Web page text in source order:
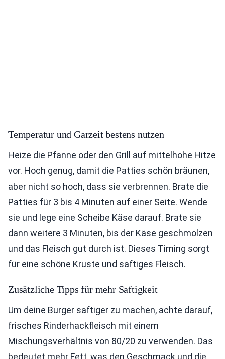
Temperatur und Garzeit bestens nutzen
Heize die Pfanne oder den Grill auf mittelhohe Hitze
vor. Hoch genug, damit die Patties schön bräunen,
aber nicht so hoch, dass sie verbrennen. Brate die
Patties für 3 bis 4 Minuten auf einer Seite. Wende
sie und lege eine Scheibe Käse darauf. Brate sie
dann weitere 3 Minuten, bis der Käse geschmolzen
und das Fleisch gut durch ist. Dieses Timing sorgt
für eine schöne Kruste und saftiges Fleisch.
Zusätzliche Tipps für mehr Saftigkeit
Um deine Burger saftiger zu machen, achte darauf,
frisches Rinderhackfleisch mit einem
Mischungsverhältnis von 80/20 zu verwenden. Das
bedeutet mehr Fett, was den Geschmack und die